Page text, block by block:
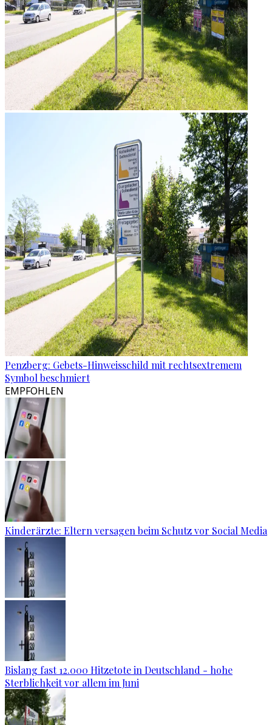
Penzberg: Gebets-Hinweisschild mit rechtsextremem
Symbol beschmiert
EMPFOHLEN
Kinderärzte: Eltern versagen beim Schutz vor Social Media
Bislang fast 12.000 Hitzetote in Deutschland - hohe
Sterblichkeit vor allem im Juni